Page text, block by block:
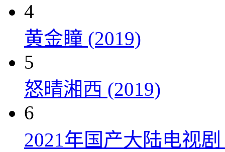
4
黄金瞳 (2019)
5
怒晴湘西 (2019)
6
2021年国产大陆电视